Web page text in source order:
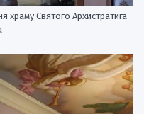
храму Святого Архистратига